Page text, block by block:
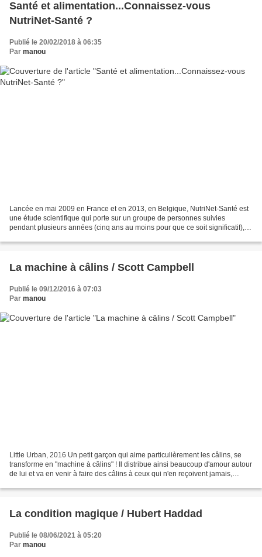
Santé et alimentation...Connaissez-vous
NutriNet-Santé ?
Publié le 20/02/2018 à 06:35
Par manou
Lancée en mai 2009 en France et en 2013, en Belgique, NutriNet-Santé est
une étude scientifique qui porte sur un groupe de personnes suivies
pendant plusieurs années (cinq ans au moins pour que ce soit significatif),
La machine à câlins / Scott Campbell
Publié le 09/12/2016 à 07:03
Par manou
Little Urban, 2016 Un petit garçon qui aime particulièrement les câlins, se
transforme en "machine à câlins" ! Il distribue ainsi beaucoup d'amour autour
de lui et va en venir à faire des câlins à ceux qui n'en reçoivent jamais,
La condition magique / Hubert Haddad
Publié le 08/06/2021 à 05:20
Par manou